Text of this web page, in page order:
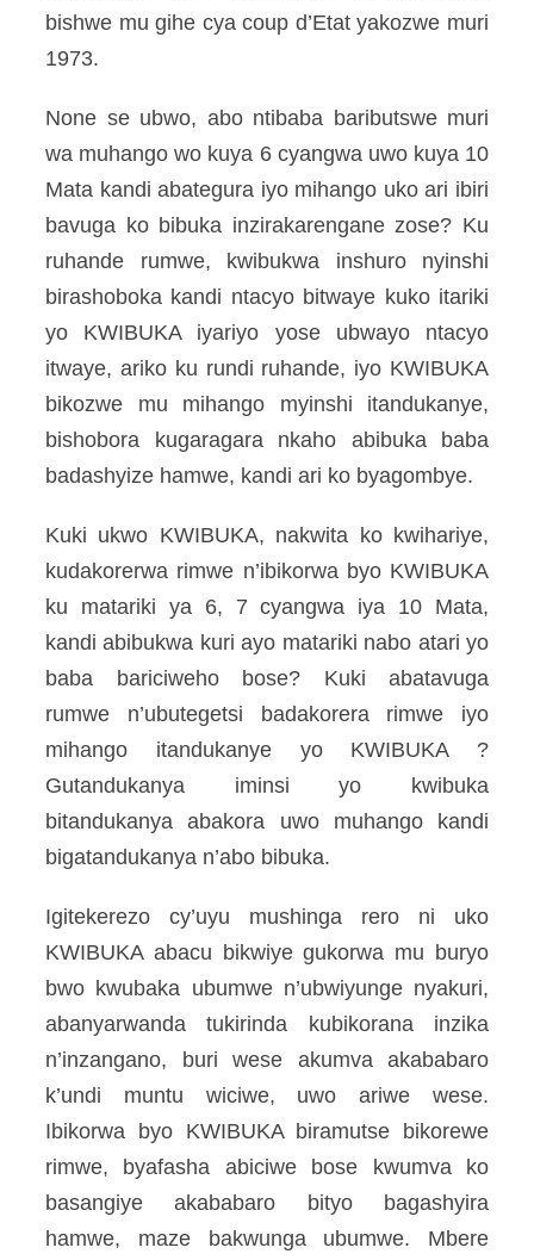
bishwe mu gihe cya coup d’Etat yakozwe muri
1973.
None se ubwo, abo ntibaba baributswe muri
wa muhango wo kuya 6 cyangwa uwo kuya 10
Mata kandi abategura iyo mihango uko ari ibiri
bavuga ko bibuka inzirakarengane zose? Ku
ruhande rumwe, kwibukwa inshuro nyinshi
birashoboka kandi ntacyo bitwaye kuko itariki
yo KWIBUKA iyariyo yose ubwayo ntacyo
itwaye, ariko ku rundi ruhande, iyo KWIBUKA
bikozwe mu mihango myinshi itandukanye,
bishobora kugaragara nkaho abibuka baba
badashyize hamwe, kandi ari ko byagombye.
Kuki ukwo KWIBUKA, nakwita ko kwihariye,
kudakorerwa rimwe n’ibikorwa byo KWIBUKA
ku matariki ya 6, 7 cyangwa iya 10 Mata,
kandi abibukwa kuri ayo matariki nabo atari yo
baba bariciweho bose? Kuki abatavuga
rumwe n’ubutegetsi badakorera rimwe iyo
mihango itandukanye yo KWIBUKA ?
Gutandukanya iminsi yo kwibuka
bitandukanya abakora uwo muhango kandi
bigatandukanya n’abo bibuka.
Igitekerezo cy’uyu mushinga rero ni uko
KWIBUKA abacu bikwiye gukorwa mu buryo
bwo kwubaka ubumwe n’ubwiyunge nyakuri,
abanyarwanda tukirinda kubikorana inzika
n’inzangano, buri wese akumva akababaro
k’undi muntu wiciwe, uwo ariwe wese.
Ibikorwa byo KWIBUKA biramutse bikorewe
rimwe, byafasha abiciwe bose kwumva ko
basangiye akababaro bityo bagashyira
hamwe, maze bakwunga ubumwe. Mbere